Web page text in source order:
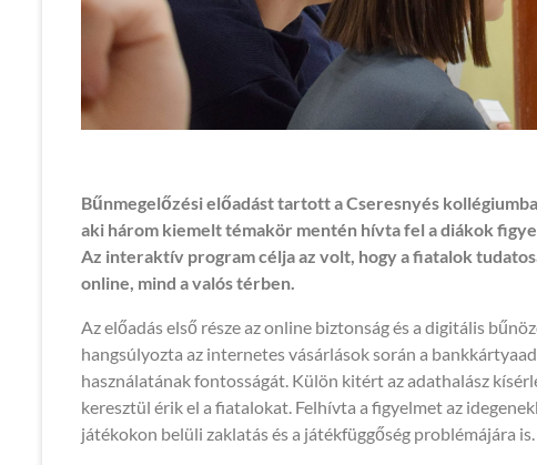
Bűnmegelőzési előadást tartott a Cseresnyés
aki három kiemelt témakör mentén hívta fel a diákok
Az interaktív program célja az volt, hogy a fiatalok
online, mind a valós térben.
Az előadás első része az online biztonság és a digitális
hangsúlyozta az internetes vásárlások során a
használatának fontosságát. Külön kitért az adathalász
keresztül érik el a fiatalokat. Felhívta a figyelmet az
játékokon belüli zaklatás és a játékfüggőség problémájára is.